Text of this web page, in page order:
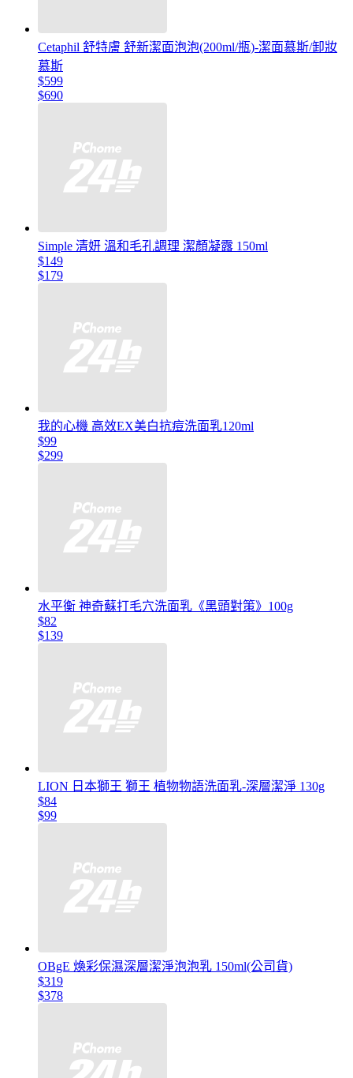
Cetaphil 舒特膚 舒新潔面泡泡(200ml/瓶)-潔面慕斯/卸妝
慕斯
$599
$690
Simple 清妍 溫和毛孔調理 潔顏凝露 150ml
$149
$179
我的心機 高效EX美白抗痘洗面乳120ml
$99
$299
水平衡 神奇蘇打毛穴洗面乳《黑頭對策》100g
$82
$139
LION 日本獅王 獅王 植物物語洗面乳-深層潔淨 130g
$84
$99
OBgE 煥彩保濕深層潔淨泡泡乳 150ml(公司貨)
$319
$378